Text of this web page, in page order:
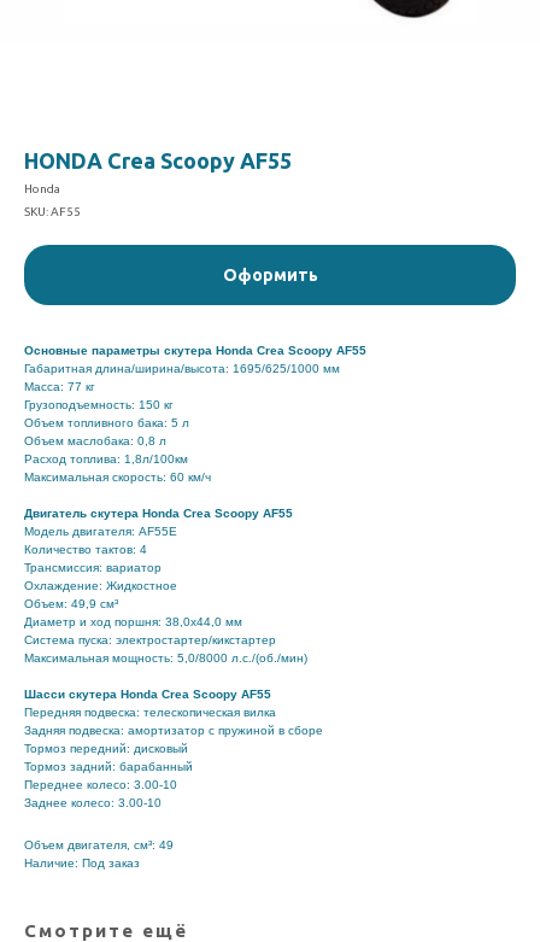
HONDA Crea Scoopy AF55
Honda
SKU:AF55
Оформить
Основные параметры скутера Honda Crea Scoopy AF55
Габаритная длина/ширина/высота: 1695/625/1000 мм
Масса: 77 кг
Грузоподъемность: 150 кг
Объем топливного бака: 5 л
Объем маслобака: 0,8 л
Расход топлива: 1,8л/100км
Максимальная скорость: 60 км/ч
Двигатель скутера Honda Crea Scoopy AF55
Модель двигателя: AF55E
Количество тактов: 4
Трансмиссия: вариатор
Охлаждение: Жидкостное
Объем: 49,9 см³
Диаметр и ход поршня: 38,0х44,0 мм
Система пуска: электростартер/кикстартер
Максимальная мощность: 5,0/8000 л.с./(об./мин)
Шасси скутера Honda Crea Scoopy AF55
Передняя подвеска: телескопическая вилка
Задняя подвеска: амортизатор с пружиной в сборе
Тормоз передний: дисковый
Тормоз задний: барабанный
Переднее колесо: 3.00-10
Заднее колесо: 3.00-10
Объем двигателя, см³: 49
Наличие: Под заказ
Смотрите ещё